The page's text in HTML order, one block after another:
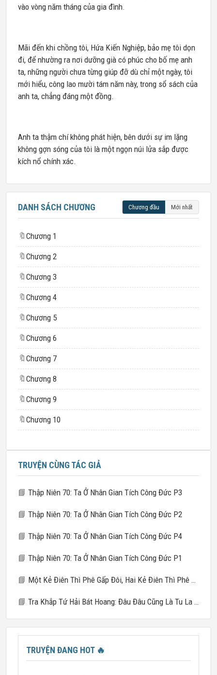
vào vòng năm tháng của gia đình.
Mãi đến khi chồng tôi, Hứa Kiến Nghiệp, bảo mẹ tôi dọn
đi, để nhường ra nơi dưỡng già có phúc cho bố mẹ anh
ta, những người chưa từng giúp đỡ dù chỉ một ngày, tôi
mới hiểu, công lao mười tám năm này, trong sổ sách của
anh ta, chẳng đáng một đồng.
Anh ta thậm chí không phát hiện, bên dưới sự im lặng
không gợn sóng của tôi là một ngọn núi lửa sắp được
kích nổ chính xác.
DANH SÁCH CHƯƠNG Chương đầu Mới nhất
🔖 Chương 1
🔖 Chương 2
🔖 Chương 3
🔖 Chương 4
🔖 Chương 5
🔖 Chương 6
🔖 Chương 7
🔖 Chương 8
🔖 Chương 9
🔖 Chương 10
TRUYỆN CÙNG TÁC GIẢ
📘 Thập Niên 70: Ta Ở Nhân Gian Tích Công Đức P3
📘 Thập Niên 70: Ta Ở Nhân Gian Tích Công Đức P2
📘 Thập Niên 70: Ta Ở Nhân Gian Tích Công Đức P4
📘 Thập Niên 70: Ta Ở Nhân Gian Tích Công Đức P1
📘 Một Kẻ Điên Thì Phê Gấp Đôi, Hai Kẻ Điên Thì Phê Gấp Mười
📘 Tra Khắp Tứ Hải Bát Hoang: Đâu Đâu Cũng Là Tu La Tràng
TRUYỆN ĐANG HOT 🔥